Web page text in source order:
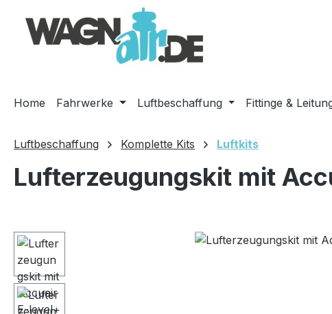
Hauptinhalt springen
Zur Suche springen
Zur Hauptnavigation springen
Home Fahrwerke Luftbeschaffung Fittinge &
Luftbeschaffung Komplette Kits Luftkits
Lufterzeugungskit mit
Bildergalerie überspringen